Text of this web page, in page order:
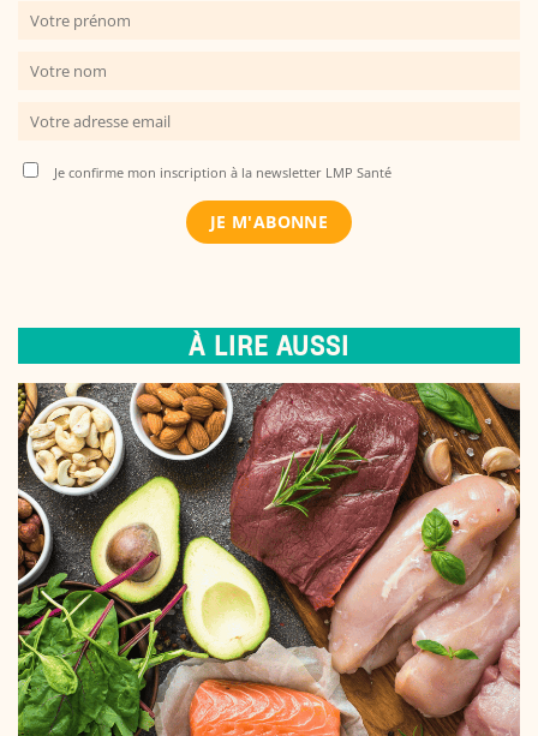
Je confirme mon inscription à la newsletter LMP Santé
À LIRE AUSSI